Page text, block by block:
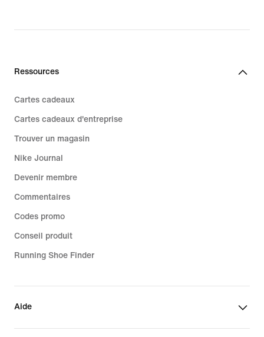
Ressources
Cartes cadeaux
Cartes cadeaux d'entreprise
Trouver un magasin
Nike Journal
Devenir membre
Commentaires
Codes promo
Conseil produit
Running Shoe Finder
Aide